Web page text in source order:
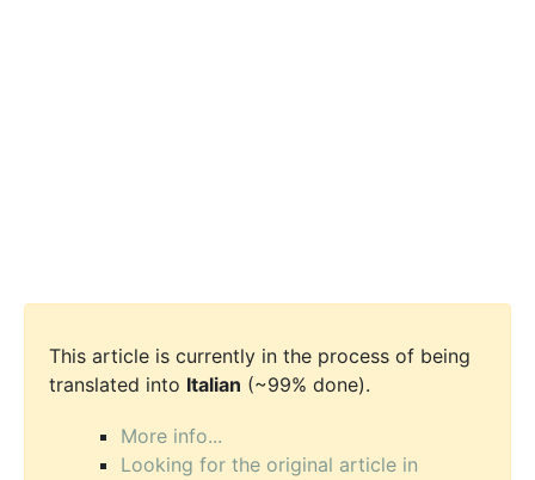
This article is currently in the process of being
translated into Italian (~99% done).
More info...
Looking for the original article in